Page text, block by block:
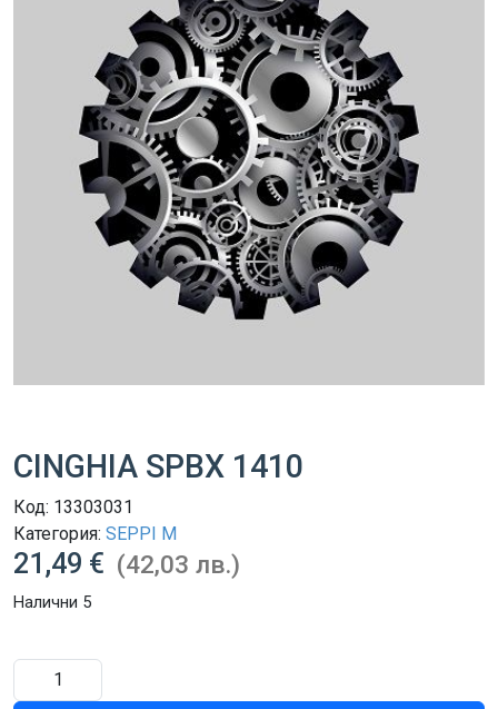
CINGHIA SPBX 1410
Код: 13303031
Категория: SEPPI M
21,49 € (42,03 лв.)
Налични 5
количество
за